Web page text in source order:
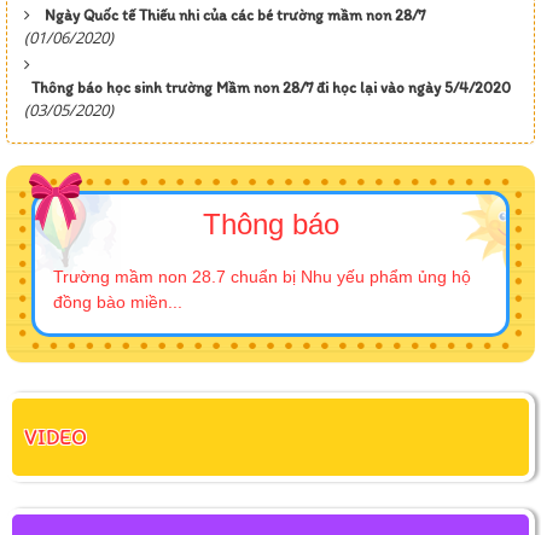
Ngày Quốc tế Thiếu nhi của các bé trường mầm non 28/7
(01/06/2020)
Thông báo học sinh trường Mầm non 28/7 đi học lại vào ngày 5/4/2020
(03/05/2020)
Thông báo
Trường mầm non 28.7 chuẩn bị Nhu yếu phẩm ủng hộ
đồng bào miền...
VIDEO